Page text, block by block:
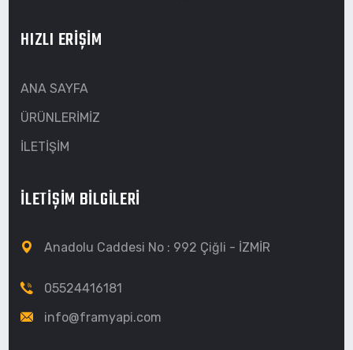
HIZLI ERİŞİM
ANA SAYFA
ÜRÜNLERİMİZ
İLETİŞİM
İLETİŞİM BİLGİLERİ
Anadolu Caddesi No : 992 Çiğli - İZMİR
05524416181
info@framyapi.com